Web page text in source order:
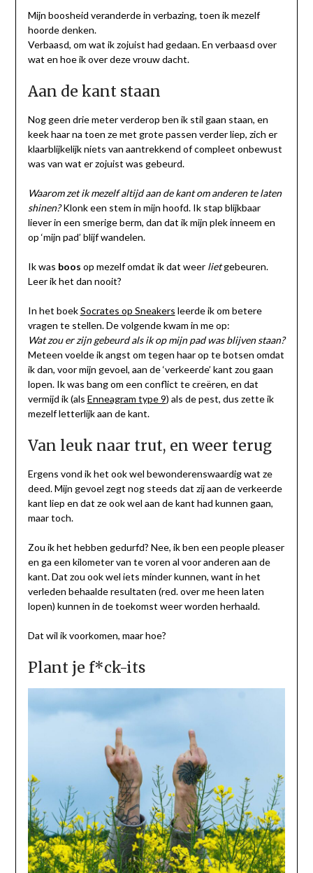
Mijn boosheid veranderde in verbazing, toen ik mezelf
hoorde denken.
Verbaasd, om wat ik zojuist had gedaan. En verbaasd over
wat en hoe ik over deze vrouw dacht.
Aan de kant staan
Nog geen drie meter verderop ben ik stil gaan staan, en
keek haar na toen ze met grote passen verder liep, zich er
klaarblijkelijk niets van aantrekkend of compleet onbewust
was van wat er zojuist was gebeurd.
Waarom zet ik mezelf altijd aan de kant om anderen te laten
shinen?Klonk een stem in mijn hoofd. Ik stap blijkbaar
liever in een smerige berm, dan dat ik mijn plek inneem en
op ‘mijn pad’ blijf wandelen.
Ik was boos op mezelf omdat ik dat weer lietgebeuren.
Leer ik het dan nooit?
In het boekSocrates op Sneakers leerde ik om betere
vragen te stellen. De volgende kwam in me op:
Wat zou er zijn gebeurd als ik op mijn pad was blijven staan?
Meteen voelde ik angst om tegen haar op te botsen omdat
ik dan, voor mijn gevoel, aan de ‘verkeerde’ kant zou gaan
lopen. Ik was bang om een conflict te creëren, en dat
vermijd ik (als Enneagram type 9) als de pest, dus zette ik
mezelf letterlijk aan de kant.
Van leuk naar trut, en weer terug
Ergens vond ik het ook wel bewonderenswaardig wat ze
deed. Mijn gevoel zegt nog steeds dat zij aan de verkeerde
kant liep en dat ze ook wel aan de kant had kunnen gaan,
maar toch.
Zou ik het hebben gedurfd? Nee, ik ben een people pleaser
en ga een kilometer van te voren al voor anderen aan de
kant. Dat zou ook wel iets minder kunnen, want in het
verleden behaalde resultaten (red. over me heen laten
lopen) kunnen in de toekomst weer worden herhaald.
Dat wil ik voorkomen, maar hoe?
Plant je f*ck-its